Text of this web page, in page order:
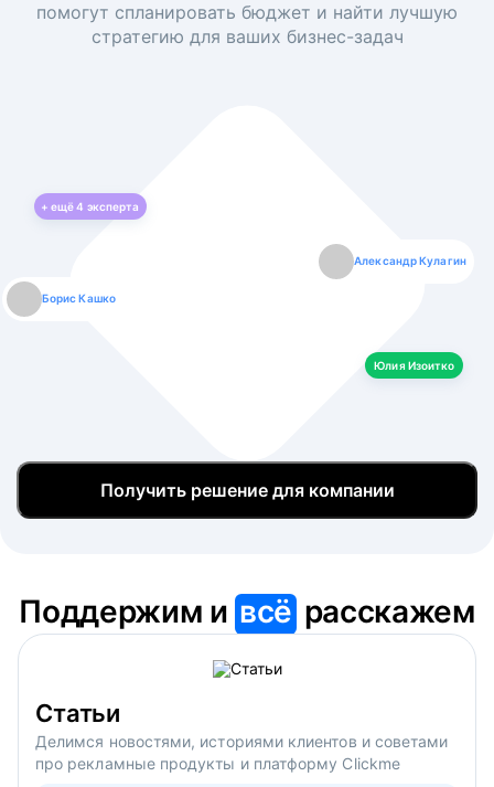
помогут спланировать бюджет и найти лучшую
стратегию для ваших бизнес-задач
+ ещё4 эксперта
Борис Кашко
Александр Кулагин
Юлия Изоитко
Юлия Изоитко
Даниил Макаров
Александр Кулагин
Екатерина Лазаренко
Даниил Макаров
Борис Кашко
Екатерина Лазаренко
Юлия Изоитко
Получить решение для компании
Поддержим ивсё расскажем
Статьи
Делимся новостями, историями клиентов и советами
про рекламные продукты и платформу Clickme